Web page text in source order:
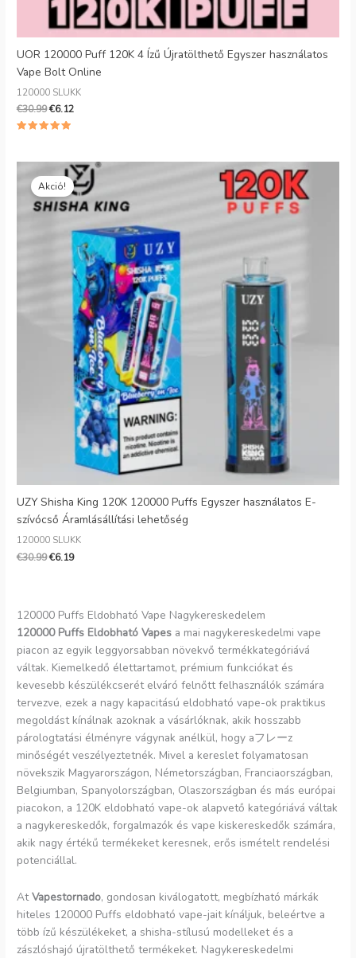
UOR 120000 Puff 120K 4 Ízű Újratölthető Egyszer használatos
Vape Bolt Online
120000 SLUKK
€30.99€6.12
az 5-ből
Akció!
UZY Shisha King 120K 120000 Puffs Egyszer használatos E-
szívócső Áramlásállítási lehetőség
120000 SLUKK
€30.99
Eredeti
ár:
€30.99.
€6.19
Jelenlegi
ár:
€6.19.
120000 Puffs Eldobható Vape Nagykereskedelem
120000 Puffs Eldobható Vapes a mai nagykereskedelmi vape
piacon az egyik leggyorsabban növekvő termékkategóriává
váltak. Kiemelkedő élettartamot, prémium funkciókat és
kevesebb készülékcserét elváró felnőtt felhasználók számára
tervezve, ezek a nagy kapacitású eldobható vape-ok praktikus
megoldást kínálnak azoknak a vásárlóknak, akik hosszabb
párologtatási élményre vágynak anélkül, hogy aフレーz
minőségét veszélyeztetnék. Mivel a kereslet folyamatosan
növekszik Magyarországon, Németországban, Franciaországban,
Belgiumban, Spanyolországban, Olaszországban és más európai
piacokon, a 120K eldobható vape-ok alapvető kategóriává váltak
a nagykereskedők, forgalmazók és vape kiskereskedők számára,
akik nagy értékű termékeket keresnek, erős ismételt rendelési
potenciállal.
AtVapestornado, gondosan kiválogatott, megbízható márkák
hiteles 120000 Puffs eldobható vape-jait kínáljuk, beleértve a
több ízű készülékeket, a shisha-stílusú modelleket és a
zászlóshajó újratölthető termékeket. Nagykereskedelmi